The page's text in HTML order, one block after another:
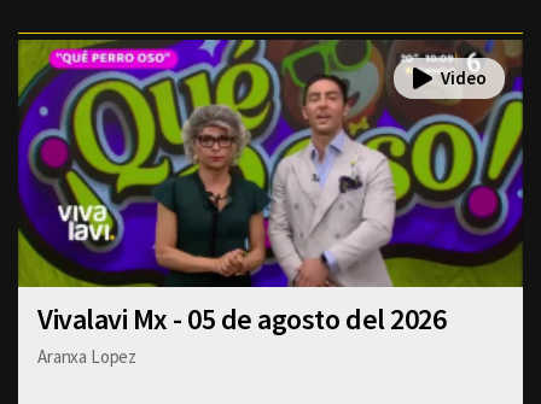
Vivalavi Mx - 05 de agosto del 2026
Aranxa Lopez